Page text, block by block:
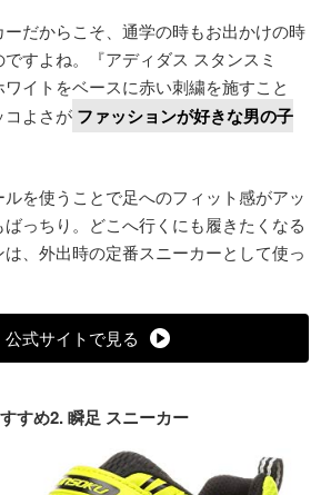
だからこそ、通学の時もお出かけの時
すよね。『アディダス スタンスミ
イトをベースに赤い刺繍を施すこと
コよさが ファッションが好きな男の子
を使うことで足へのフィット感がアッ
っちり。どこへ行くにも履きたくなる
、外出時の定番スニーカーとして使っ
公式サイトで見る
すめ2. 瞬足 スニーカー